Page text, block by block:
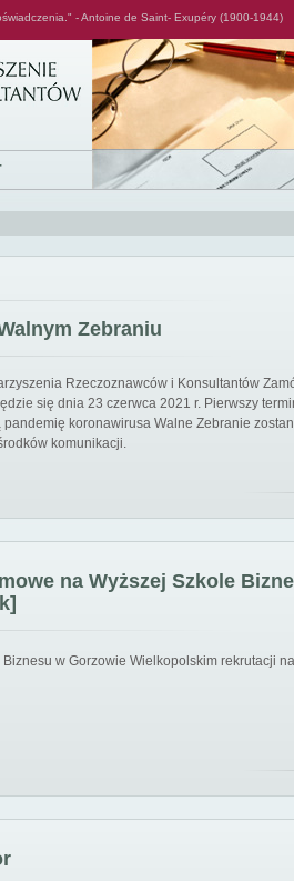
- Antoine de Saint- Exupéry (1900-1944)
Zebraniu
Rzeczoznawców i Konsultantów
się dnia 23 czerwca 2021 r. Pierwszy
koronawirusa Walne Zebranie
komunikacji.
na Wyższej Szkole
w Gorzowie Wielkopolskim rekrutacji